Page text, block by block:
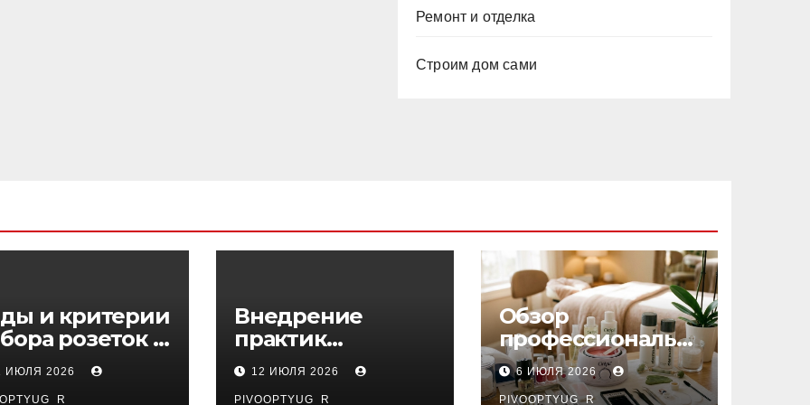
Ремонт и отделка
Строим дом сами
и критерии
розеток и
ИЮЛЯ 2026
Внедрение
практик
управляемого
DevOps в
12 ИЮЛЯ 2026
PIVOOPTYUG_R
Обзор
профессиональн
ых материалов и
инструментов
6 ИЮЛЯ 2026
PIVOOPTYUG_R